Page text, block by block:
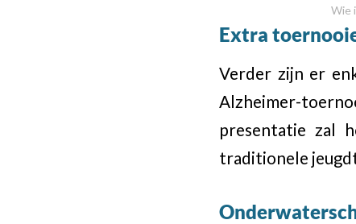
Wie
Extra
Verder zijn er
Alzheimer-
presentatie zal
traditionele